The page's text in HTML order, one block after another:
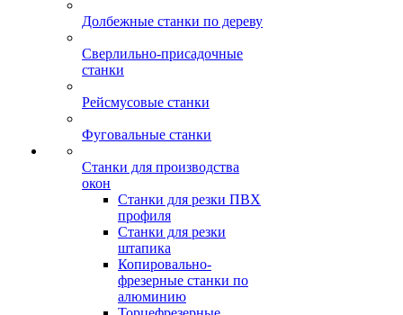
Долбежные станки по дереву
Сверлильно-присадочные
станки
Рейсмусовые станки
Фуговальные станки
Станки для производства
окон
Станки для резки ПВХ
профиля
Станки для резки
штапика
Копировально-
фрезерные станки по
алюминию